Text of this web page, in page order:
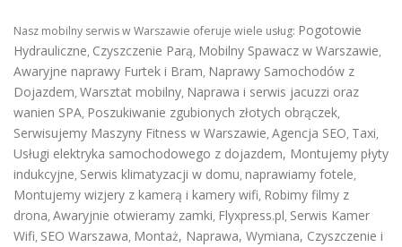
Nasz mobilny serwis w Warszawie oferuje wiele usług: Pogotowie
Hydrauliczne, Czyszczenie Parą, Mobilny Spawacz w Warszawie,
Awaryjne naprawy Furtek i Bram, Naprawy Samochodów z
Dojazdem, Warsztat mobilny, Naprawa i serwis jacuzzi oraz
wanien SPA, Poszukiwanie zgubionych złotych obrączek,
Serwisujemy Maszyny Fitness w Warszawie, Agencja SEO, Taxi,
Usługi elektryka samochodowego z dojazdem, Montujemy płyty
indukcyjne, Serwis klimatyzacji w domu, naprawiamy fotele,
Montujemy wizjery z kamerą i kamery wifi, Robimy filmy z
drona, Awaryjnie otwieramy zamki, Flyxpress.pl, Serwis Kamer
Wifi, SEO Warszawa, Montaż, Naprawa, Wymiana, Czyszczenie i